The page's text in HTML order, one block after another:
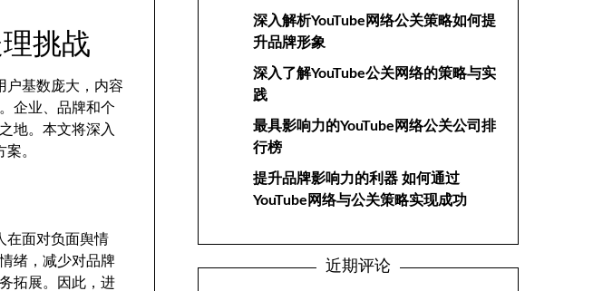
挑战
户基数庞大，内容
企业、品牌和个
地。本文将深入
。
在面对负面舆情
绪，减少对品牌
拓展。因此，进
深入解析YouTube网络公关策略如何提
升品牌形象
深入了解YouTube公关网络的策略与实
践
最具影响力的YouTube网络公关公司排
行榜
提升品牌影响力的利器 如何通过
YouTube网络与公关策略实现成功
近期评论